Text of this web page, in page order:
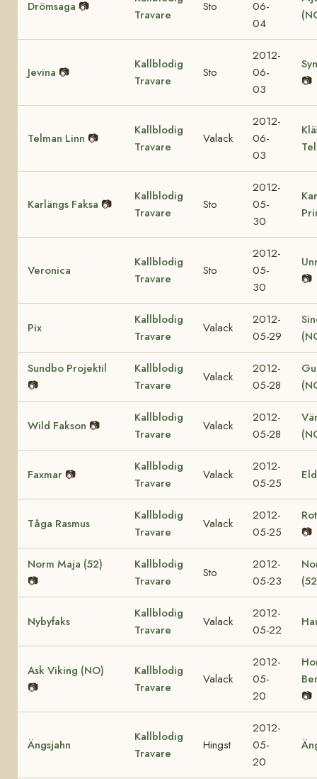
Drömsaga 📷
Travare
Sto
06-
04
Jevina 📷
Kallblodig
Travare
Sto
2012-
06-
03
📷
Telman Linn 📷
Kallblodig
Travare
Valack
2012-
06-
03
Karlängs Faksa 📷
Kallblodig
Travare
Sto
2012-
05-
30
Veronica
Kallblodig
Travare
Sto
2012-
05-
30
📷
Pix
Kallblodig
Travare
Valack
2012-
05-29
Sundbo Projektil
📷
Kallblodig
Travare
Valack
2012-
05-28
Wild Fakson 📷
Kallblodig
Travare
Valack
2012-
05-28
Faxmar 📷
Kallblodig
Travare
Valack
2012-
05-25
Tåga Rasmus
Kallblodig
Travare
Valack
2012-
05-25
📷
Norm Maja (52)
📷
Kallblodig
Travare
Sto
2012-
05-23
Nybyfaks
Kallblodig
Travare
Valack
2012-
05-22
Ask Viking (NO)
📷
Kallblodig
Travare
Valack
2012-
05-
20
📷
Ängsjahn
Kallblodig
Travare
Hingst
2012-
05-
20